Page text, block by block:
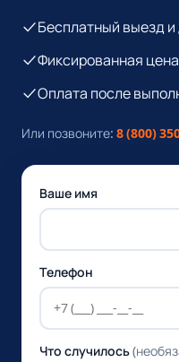
Бесплатный выезд
Фиксированная
Оплата после
Или позвоните: 8 (800)
Ваше имя
Телефон
Что случилось